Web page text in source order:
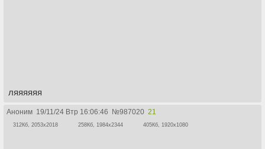
ляяяяяя
Аноним 19/11/24 Втр 16:06:46 №987020 21
312Кб, 2053x2018 258Кб, 1984x2344 405Кб, 1920x1080